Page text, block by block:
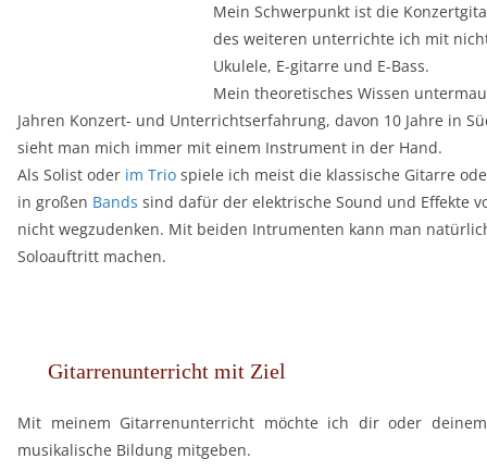
Mein Schwerpunkt ist die
des weiteren unterrichte ich mit
Ukulele, E-gitarre und E-Bass.
Mein theoretisches Wissen
Jahren Konzert- und Unterrichtserfahrung, davon 10 Jahre in
sieht man mich immer mit einem Instrument in der Hand.
Als Solist oder im Trio spiele ich meist die klassische Gitarre
in großen Bands sind dafür der elektrische Sound und Effekte
nicht wegzudenken. Mit beiden Intrumenten kann man
Soloauftritt machen.
Gitarrenunterricht mit Ziel
Mit meinem Gitarrenunterricht möchte ich dir oder
musikalische Bildung mitgeben.